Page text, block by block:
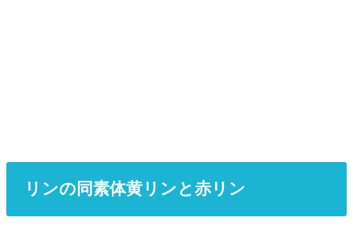
リンの同素体黄リンと赤リン